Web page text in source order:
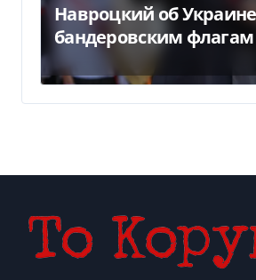
Навроцкий об
бандеровским флагам
место в Польше